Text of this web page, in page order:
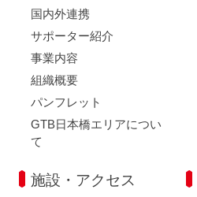
国内外連携
サポーター紹介
事業内容
組織概要
パンフレット
GTB日本橋エリアについ
て
施設・アクセス